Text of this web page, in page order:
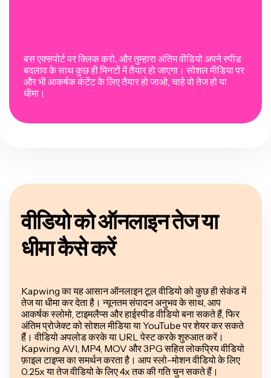
बस एक्सपोर्ट पर क्लिक करो, और तुम्हारा अंतिम वीडियो अपने स्पीड
बदलाव के साथ कुछ ही मिनटों में तैयार हो जाएगा। सोशल मीडिया पर
और भी आकर्षक कंटेंट के लिए तैयार हो जाओ, चाहे वो तेज हो या
धीमा।
वीडियो को ऑनलाइन तेज या
धीमा कैसे करें
Kapwing का यह आसान ऑनलाइन टूल वीडियो को कुछ ही सेकंड में
तेज या धीमा कर देता है। न्यूनतम संपादन अनुभव के साथ, आप
आकर्षक स्लोमो, टाइमलैप्स और हाईस्पीड वीडियो बना सकते हैं, फिर
अंतिम प्रोजेक्ट को सोशल मीडिया या YouTube पर शेयर कर सकते
हैं। वीडियो अपलोड करके या URL पेस्ट करके शुरुआत करें।
Kapwing AVI, MP4, MOV और 3PG सहित लोकप्रिय वीडियो
फ़ाइल टाइप्स का समर्थन करता है। आप स्लो-मोशन वीडियो के लिए
0.25x या तेज वीडियो के लिए 4x तक की गति चुन सकते हैं।